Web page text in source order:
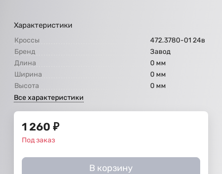
Характеристики
Кроссы
472.3780-01 24в
Бренд
Завод
Длина
0 мм
Ширина
0 мм
Высота
0 мм
Все характеристики
1 260 ₽
Под заказ
В корзину